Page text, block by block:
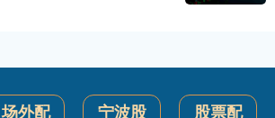
场外配 宁波股 股票配